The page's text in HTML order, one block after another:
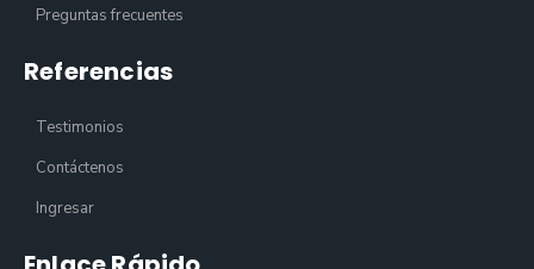
Preguntas frecuentes
Referencias
Testimonios
Contáctenos
Ingresar